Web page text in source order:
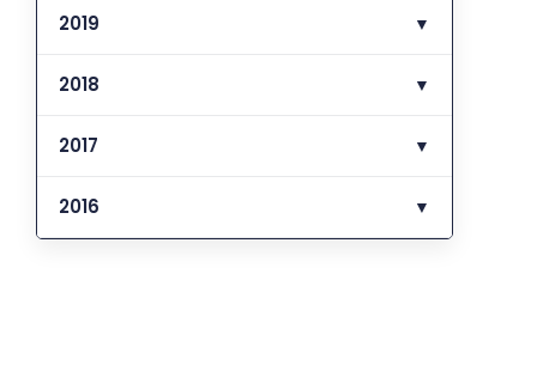
2019 ▼
2018 ▼
2017 ▼
2016 ▼